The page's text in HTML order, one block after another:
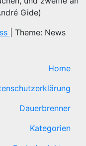
Gide)
Theme: News
Home
Dauerbrenner
Kategorien